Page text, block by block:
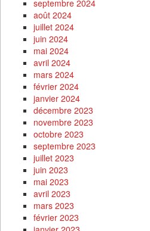
septembre 2024
août 2024
juillet 2024
juin 2024
mai 2024
avril 2024
mars 2024
février 2024
janvier 2024
décembre 2023
novembre 2023
octobre 2023
septembre 2023
juillet 2023
juin 2023
mai 2023
avril 2023
mars 2023
février 2023